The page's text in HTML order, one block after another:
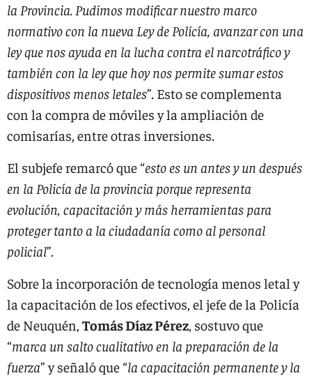
la Provincia. Pudimos modificar nuestro marco
normativo con la nueva Ley de Policía, avanzar con una
ley que nos ayuda en la lucha contra el narcotráfico y
también con la ley que hoy nos permite sumar estos
dispositivos menos letales”. Esto se complementa
con la compra de móviles y la ampliación de
comisarías, entre otras inversiones.
El subjefe remarcó que “esto es un antes y un después
en la Policía de la provincia porque representa
evolución, capacitación y más herramientas para
proteger tanto a la ciudadanía como al personal
policial”.
Sobre la incorporación de tecnología menos letal y
la capacitación de los efectivos, el jefe de la Policía
de Neuquén, Tomás Díaz Pérez, sostuvo que
“marca un salto cualitativo en la preparación de la
fuerza” y señaló que “la capacitación permanente y la